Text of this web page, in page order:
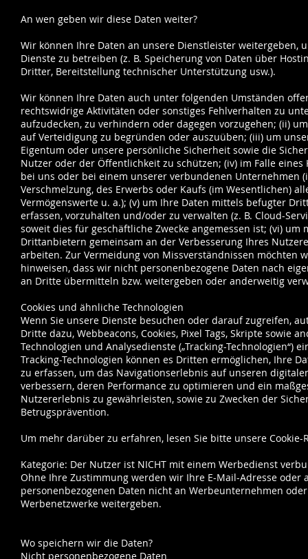
An wen geben wir diese Daten weiter?
Wir können Ihre Daten an unsere Dienstleister weitergeben,
Dienste zu betreiben (z. B. Speicherung von Daten über
Dritter, Bereitstellung technischer Unterstützung usw.).
Wir können Ihre Daten auch unter folgenden Umständen
rechtswidrige Aktivitäten oder sonstiges Fehlverhalten zu
aufzudecken, zu verhindern oder dagegen vorzugehen; (ii)
auf Verteidigung zu begründen oder auszuüben; (iii) um
Eigentum oder unsere persönliche Sicherheit sowie die
Nutzer oder der Öffentlichkeit zu schützen; (iv) im Falle eines
bei uns oder bei einem unserer verbundenen Unternehmen
Verschmelzung, des Erwerbs oder Kaufs (im Wesentlichen)
Vermögenswerte u. a.); (v) um Ihre Daten mittels befugter
erfassen, vorzuhalten und/oder zu verwalten (z. B. Cloud-
soweit dies für geschäftliche Zwecke angemessen ist; (vi) um
Drittanbietern gemeinsam an der Verbesserung Ihres
arbeiten. Zur Vermeidung von Missverständnissen möchten
hinweisen, dass wir nicht personenbezogene Daten nach
an Dritte übermitteln bzw. weitergeben oder anderweitig
Cookies und ähnliche Technologien
Wenn Sie unsere Dienste besuchen oder darauf zugreifen,
Dritte dazu, Webbeacons, Cookies, Pixel Tags, Skripte sowie
Technologien und Analysedienste („Tracking-Technologien“)
Tracking-Technologien können es Dritten ermöglichen, Ihre
zu erfassen, um das Navigationserlebnis auf unseren
verbessern, deren Performance zu optimieren und ein
Nutzererlebnis zu gewährleisten, sowie zu Zwecken der
Betrugsprävention.
Um mehr darüber zu erfahren, lesen Sie bitte unsere Cookie-
Kategorie: Der Nutzer ist NICHT mit einem Werbedienst
Ohne Ihre Zustimmung werden wir Ihre E-Mail-Adresse oder
personenbezogenen Daten nicht an Werbeunternehmen oder
Werbenetzwerke weitergeben.
Wo speichern wir die Daten?
Nicht personenbezogene Daten